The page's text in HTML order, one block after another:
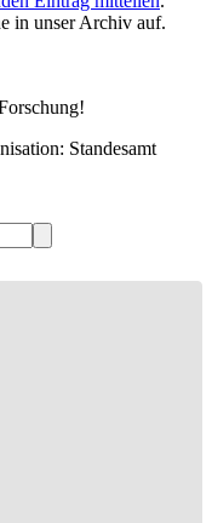
in unser Archiv auf.
Standesamt